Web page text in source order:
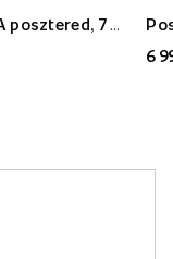
6